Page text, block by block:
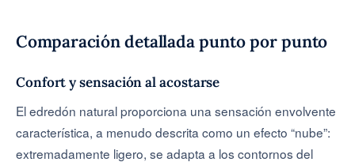
Comparación detallada punto por punto
Confort y sensación al acostarse
El edredón natural proporciona una sensación envolvente
característica, a menudo descrita como un efecto “nube”:
extremadamente ligero, se adapta a los contornos del